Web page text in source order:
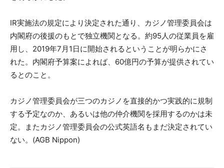
IR実施法の規定により決定された通り、カジノ管理委員会は
内閣府の後援のもとで独立機関となる。約95人の従業員を雇
用し、2019年7月1日に開始されるということが明らかにさ
れた。内閣府予算案によれば、60億円の予算が提供されてい
るとのこと。
カジノ管理委員会が三つのカジノを直接的かつ実践的に規制
する予定なのか、あるいは他の仲介機関を採用するのかは未
定。またカジノ管理委員会の公式英語名もまだ決定されてい
ない。(AGB Nippon)